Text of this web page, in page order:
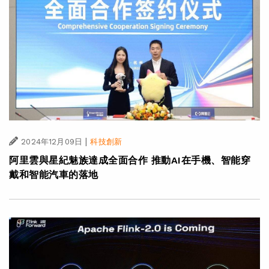
2024年12月09日 | 科技創新
阿里雲與星紀魅族達成全面合作 推動AI在手機、智能穿
戴和智能汽車的落地